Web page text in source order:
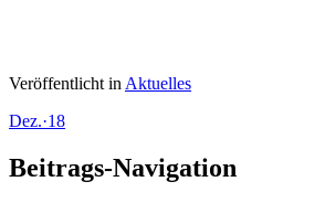
Veröffentlicht in Aktuelles
Dez.·18
Beitrags-Navigation